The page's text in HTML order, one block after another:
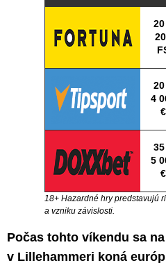
4
€
5
€
18+ Hazardné hry predstavujú
a vzniku závislosti.
Počas tohto víkendu sa
v Lillehammeri koná